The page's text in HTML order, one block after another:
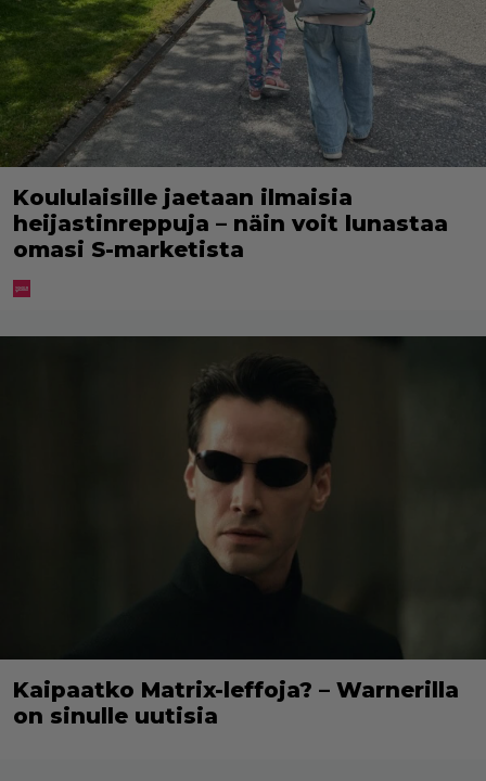
Koululaisille jaetaan ilmaisia
heijastinreppuja – näin voit lunastaa
omasi S-marketista
Kaipaatko Matrix-leffoja? – Warnerilla
on sinulle uutisia